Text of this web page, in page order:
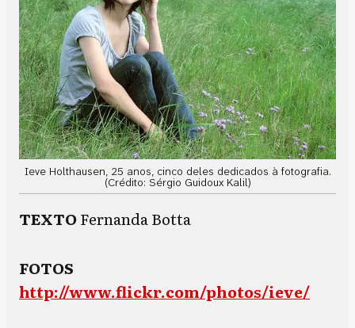
Ieve Holthausen, 25 anos, cinco deles dedicados à fotografia.
(Crédito: Sérgio Guidoux Kalil)
TEXTOFernanda Botta
FOTOS
http://www.flickr.com/photos/ieve/